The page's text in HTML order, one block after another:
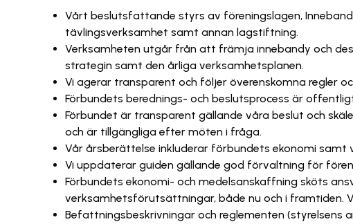
Vårt beslutsfattande styrs av föreningslagen,
tävlingsverksamhet samt annan lagstiftning.
Verksamheten utgår från att främja innebandy och
strategin samt den årliga verksamhetsplanen.
Vi agerar transparent och följer överenskomna regler
Förbundets berednings- och beslutsprocess är
Förbundet är transparent gällande våra beslut och
och är tillgängliga efter möten i fråga.
Vår årsberättelse inkluderar förbundets ekonomi
Vi uppdaterar guiden gällande god förvaltning för
Förbundets ekonomi- och medelsanskaffning sköts
verksamhetsförutsättningar, både nu och i framtiden.
Befattningsbeskrivningar och reglementen (styrelsens